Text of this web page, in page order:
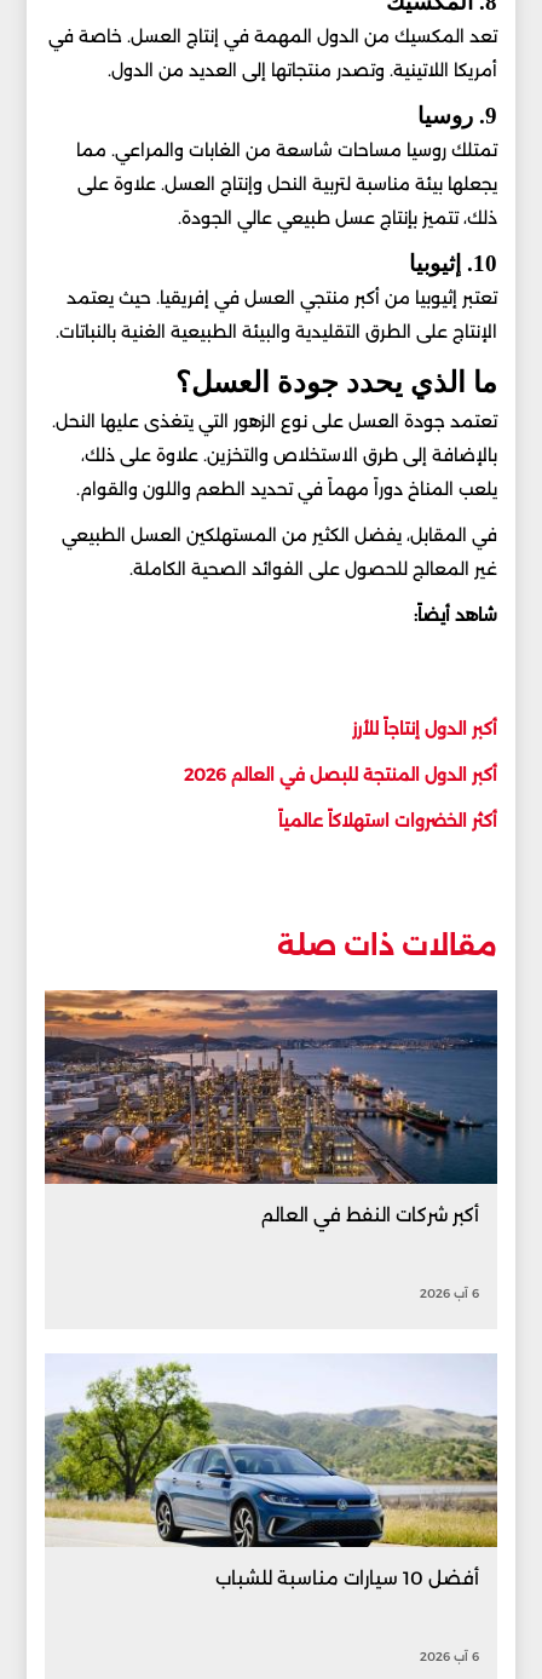
تعد المكسيك من الدول المهمة في إنتاج العسل. خاصة في
أمريكا اللاتينية. وتصدر منتجاتها إلى العديد من الدول.
9. روسيا
تمتلك روسيا مساحات شاسعة من الغابات والمراعي. مما
يجعلها بيئة مناسبة لتربية النحل وإنتاج العسل. علاوة على
ذلك، تتميز بإنتاج عسل طبيعي عالي الجودة.
10. إثيوبيا
تعتبر إثيوبيا من أكبر منتجي العسل في إفريقيا. حيث يعتمد
الإنتاج على الطرق التقليدية والبيئة الطبيعية الغنية بالنباتات.
ما الذي يحدد جودة العسل؟
تعتمد جودة العسل على نوع الزهور التي يتغذى عليها النحل.
بالإضافة إلى طرق الاستخلاص والتخزين. علاوة على ذلك،
يلعب المناخ دوراً مهماً في تحديد الطعم واللون والقوام.
في المقابل، يفضل الكثير من المستهلكين العسل الطبيعي
غير المعالج للحصول على الفوائد الصحية الكاملة.
شاهد أيضاً:
أكبر الدول إنتاجاً للأرز
أكبر الدول المنتجة للبصل في العالم 2026
أكثر الخضروات استهلاكاً عالمياً
مقالات ذات صلة
أكبر شركات النفط في العالم
6 آب 2026
أفضل 10 سيارات مناسبة للشباب
6 آب 2026